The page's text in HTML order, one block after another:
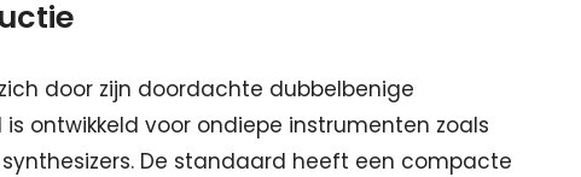
door zijn doordachte dubbelbenige
ontwikkeld voor ondiepe instrumenten zoals
De standaard heeft een compacte